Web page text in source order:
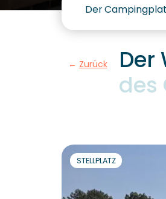
Der
Zurück
Der
des
STELLPLATZ